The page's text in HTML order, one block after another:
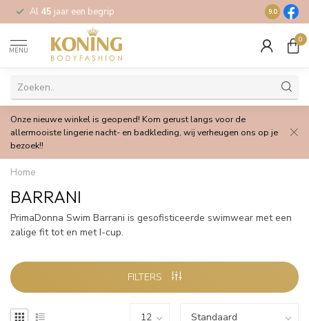
Al 45 jaar een begrip Gratis
9.0
MENU
0
Onze nieuwe winkel is geopend! Kom gerust langs voor de
allermooiste lingerie nacht- en badkleding, wij verheugen ons op je
bezoek!!
Home
BARRANI
PrimaDonna Swim Barrani is gesofisticeerde swimwear met een
zalige fit tot en met I-cup.
FILTERS